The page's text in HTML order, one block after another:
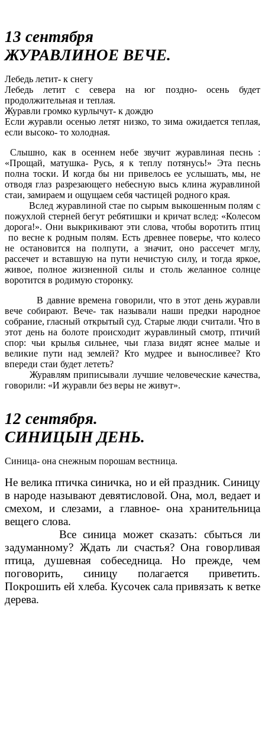
13 сентября
ЖУРАВЛИНОЕ ВЕЧЕ.
Лебедь летит- к снегу
Лебедь летит с севера на юг поздно- осень будет
продолжительная и теплая.
Журавли громко курлычут- к дождю
Если журавли осенью летят низко, то зима ожидается теплая,
если высоко- то холодная.
Слышно, как в осеннем небе звучит журавлиная песнь :
«Прощай, матушка- Русь, я к теплу потянусь!» Эта песнь
полна тоски. И когда бы ни привелось ее услышать, мы, не
отводя глаз разрезающего небесную высь клина журавлиной
стаи, замираем и ощущаем себя частицей родного края.
Вслед журавлиной стае по сырым выкошенным полям с
пожухлой стерней бегут ребятишки и кричат вслед: «Колесом
дорога!». Они выкрикивают эти слова, чтобы воротить птиц
по весне к родным полям. Есть древнее поверье, что колесо
не остановится на полпути, а значит, оно рассечет мглу,
рассечет и вставшую на пути нечистую силу, и тогда яркое,
живое, полное жизненной силы и столь желанное солнце
воротится в родимую сторонку.
В давние времена говорили, что в этот день журавли
вече собирают. Вече- так называли наши предки народное
собрание, гласный открытый суд. Старые люди считали. Что в
этот день на болоте происходит журавлиный смотр, птичий
спор: чьи крылья сильнее, чьи глаза видят яснее малые и
великие пути над землей? Кто мудрее и выносливее? Кто
впереди стаи будет лететь?
Журавлям приписывали лучшие человеческие качества,
говорили: «И журавли без веры не живут».
12 сентября.
СИНИЦЫН ДЕНЬ.
Синица- она снежным порошам вестница.
Не велика птичка синичка, но и ей праздник. Синицу
в народе называют девятисловой. Она, мол, ведает и
смехом, и слезами, а главное- она хранительница
вещего слова.
Все синица может сказать: сбыться ли
задуманному? Ждать ли счастья? Она говорливая
птица, душевная собеседница. Но прежде, чем
поговорить, синицу полагается приветить.
Покрошить ей хлеба. Кусочек сала привязать к ветке
дерева.